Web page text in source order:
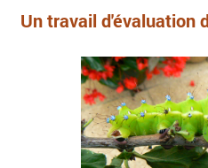
Un travail d'évaluation